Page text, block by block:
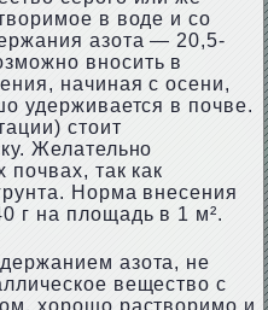
в воде и со
азота — 20,5-
вносить в
начиная с осени,
удерживается в почве.
стоит
Желательно
почвах, так как
Норма внесения
г на площадь в 1 м².
азота, не
вещество с
хорошо растворимо и